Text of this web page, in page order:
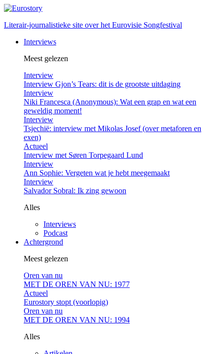
Literair-journalistieke site over het Eurovisie Songfestival
Interviews
Meest gelezen
Interview
Interview Gjon’s Tears: dit is de grootste uitdaging
Interview
Niki Francesca (Anonymous): Wat een grap en wat een
geweldig moment!
Interview
Tsjechië: interview met Mikolas Josef (over metaforen en
exen)
Actueel
Interview met Søren Torpegaard Lund
Interview
Ann Sophie: Vergeten wat je hebt meegemaakt
Interview
Salvador Sobral: Ik zing gewoon
Alles
Interviews
Podcast
Achtergrond
Meest gelezen
Oren van nu
MET DE OREN VAN NU: 1977
Actueel
Eurostory stopt (voorlopig)
Oren van nu
MET DE OREN VAN NU: 1994
Alles